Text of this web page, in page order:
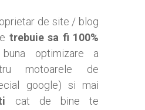
de site / blog
trebuie sa fi 100%
optimizare a
motoarele de
google) si mai
cat de bine te